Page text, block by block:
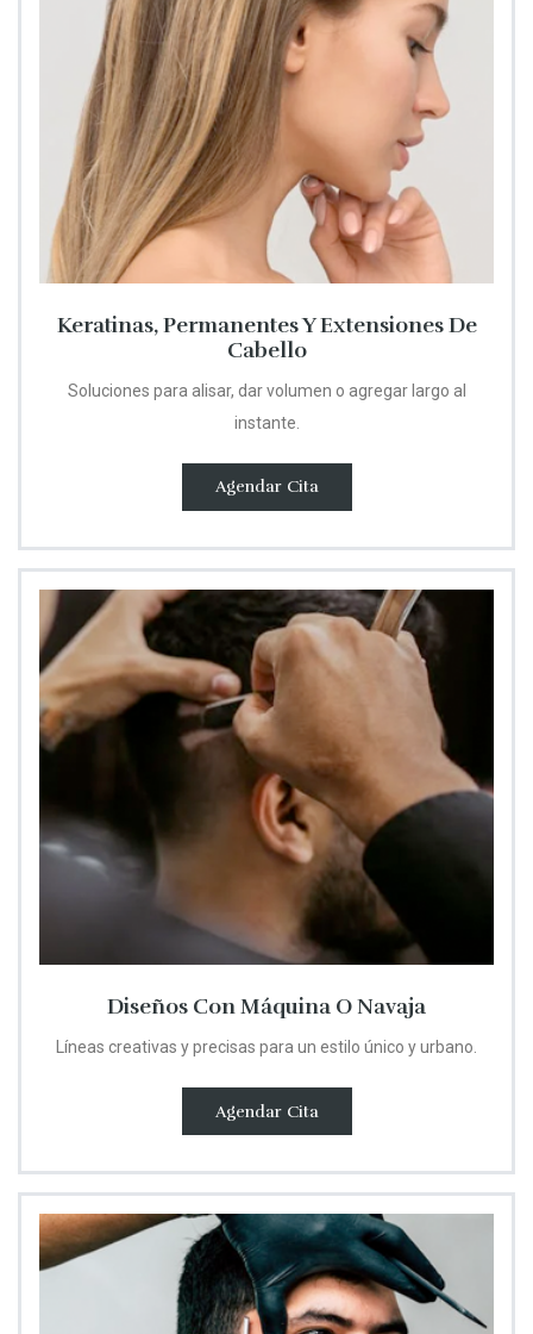
Keratinas, Permanentes Y Extensiones De
Cabello
Soluciones para alisar, dar volumen o agregar largo al
instante.
Agendar Cita
Diseños Con Máquina O Navaja
Líneas creativas y precisas para un estilo único y urbano.
Agendar Cita